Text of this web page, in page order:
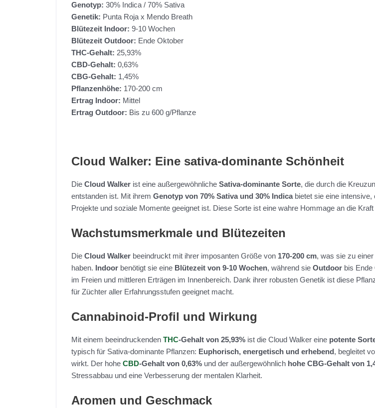
Genotyp: 30% Indica / 70% Sativa
Genetik: Punta Roja x Mendo Breath
Blütezeit Indoor: 9-10 Wochen
Blütezeit Outdoor: Ende Oktober
THC-Gehalt: 25,93%
CBD-Gehalt: 0,63%
CBG-Gehalt: 1,45%
Pflanzenhöhe: 170-200 cm
Ertrag Indoor: Mittel
Ertrag Outdoor: Bis zu 600 g/Pflanze
Cloud Walker: Eine sativa-dominante Schönheit
Die Cloud Walker ist eine außergewöhnliche Sativa-dominante Sorte, die durch die
entstanden ist. Mit ihrem Genotyp von 70% Sativa und 30% Indicabietet sie eine intensive,
Projekte und soziale Momente geeignet ist. Diese Sorte ist eine wahre Hommage an die
Wachstumsmerkmale und Blütezeiten
Die Cloud Walker beeindruckt mit ihrer imposanten Größe von 170-200 cm, was sie zu
haben. Indoor benötigt sie eine Blütezeit von 9-10 Wochen, während sie Outdoor bis Ende
im Freien und mittleren Erträgen im Innenbereich. Dank ihrer robusten Genetik ist diese
für Züchter aller Erfahrungsstufen geeignet macht.
Cannabinoid-Profil und Wirkung
Mit einem beeindruckenden THC-Gehalt von 25,93% ist die Cloud Walker eine potente
typisch für Sativa-dominante Pflanzen: Euphorisch, energetisch und erhebend, begleitet
wirkt. Der hohe CBD-Gehalt von 0,63% und der außergewöhnlich hohe CBG-Gehalt von
Stressabbau und eine Verbesserung der mentalen Klarheit.
Aromen und Geschmack